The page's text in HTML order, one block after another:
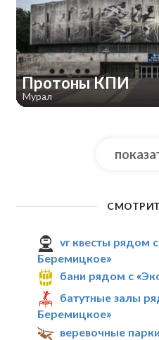
Протоны КПИ
Мурал
vr квесты рядом
Беремицкое»
бани рядом с
батутные залы
Беремицкое»
веревочные